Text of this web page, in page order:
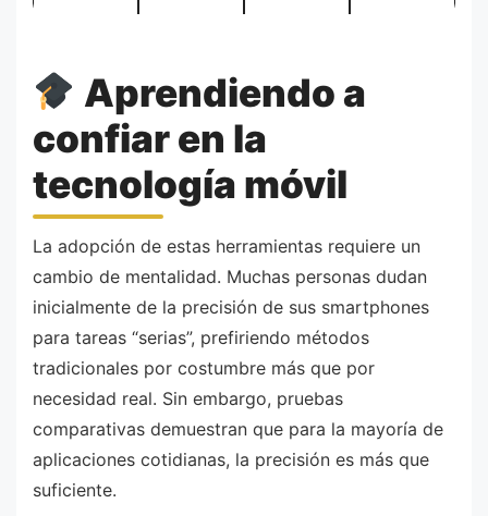
Aprendiendo a
confiar en la
tecnología móvil
La adopción de estas herramientas requiere un
cambio de mentalidad. Muchas personas dudan
inicialmente de la precisión de sus smartphones
para tareas “serias”, prefiriendo métodos
tradicionales por costumbre más que por
necesidad real. Sin embargo, pruebas
comparativas demuestran que para la mayoría de
aplicaciones cotidianas, la precisión es más que
suficiente.